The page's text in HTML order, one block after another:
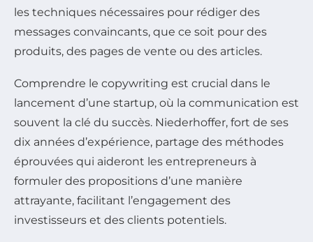
les techniques nécessaires pour rédiger des
messages convaincants, que ce soit pour des
produits, des pages de vente ou des articles.
Comprendre le copywriting est crucial dans le
lancement d’une startup, où la communication est
souvent la clé du succès. Niederhoffer, fort de ses
dix années d’expérience, partage des méthodes
éprouvées qui aideront les entrepreneurs à
formuler des propositions d’une manière
attrayante, facilitant l’engagement des
investisseurs et des clients potentiels.